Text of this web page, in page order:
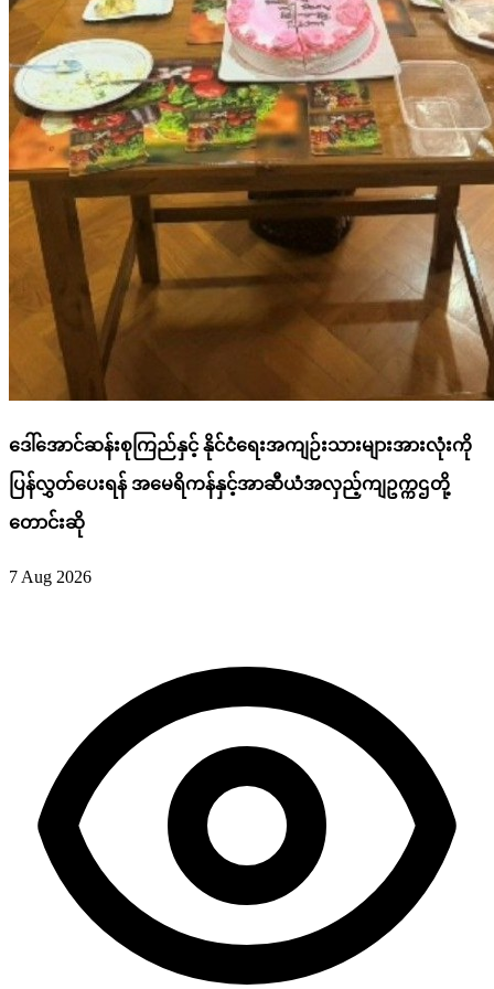
ဒေါ်အောင်ဆန်းစုကြည်နှင့် နိုင်ငံရေးအကျဉ်းသားများအားလုံးကို
ပြန်လွှတ်ပေးရန် အမေရိကန်နှင့်အာဆီယံအလှည့်ကျဥက္ကဌတို့
တောင်းဆို
7 Aug 2026